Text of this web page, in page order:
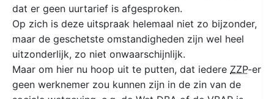
dat er geen uurtarief is afgesproken.
Op zich is deze uitspraak helemaal niet zo bijzonder,
maar de geschetste omstandigheden zijn wel heel
uitzonderlijk, zo niet onwaarschijnlijk.
Maar om hier nu hoop uit te putten, dat iedere ZZP-er
geen werknemer zou kunnen zijn in de zin van de